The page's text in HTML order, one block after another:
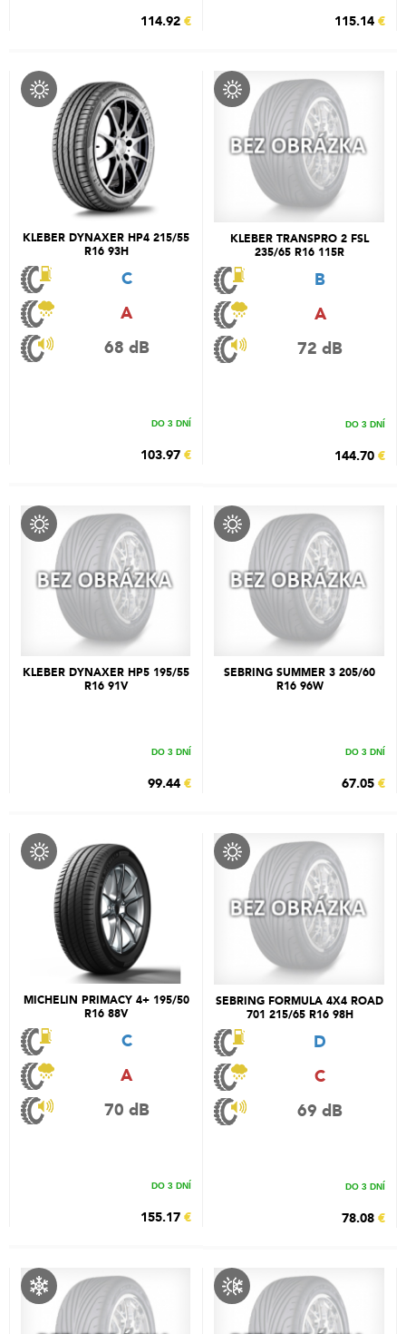
114.92 € 115.14 €
KLEBER DYNAXER HP4 215/55
R16 93H
C
A
68 dB
DO 3 DNÍ
103.97 €
KLEBER TRANSPRO 2 FSL
235/65 R16 115R
B
A
72 dB
DO 3 DNÍ
144.70 €
KLEBER DYNAXER HP5 195/55
R16 91V
DO 3 DNÍ
99.44 €
SEBRING SUMMER 3 205/60
R16 96W
DO 3 DNÍ
67.05 €
MICHELIN PRIMACY 4+ 195/50
R16 88V
C
A
70 dB
DO 3 DNÍ
155.17 €
SEBRING FORMULA 4X4 ROAD
701 215/65 R16 98H
D
C
69 dB
DO 3 DNÍ
78.08 €